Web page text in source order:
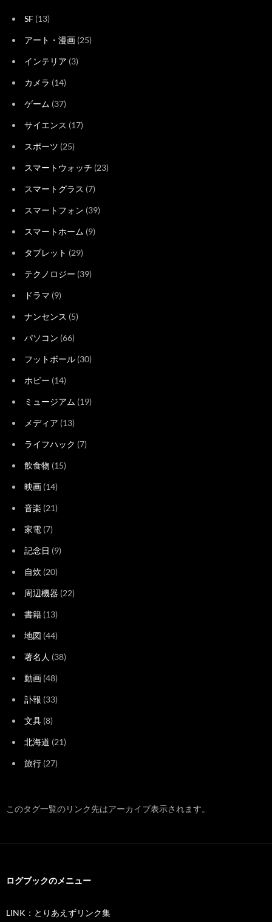
SF (13)
アート・漫画 (25)
インテリア (3)
カメラ (14)
ゲーム (37)
サイエンス (17)
スポーツ (25)
スマートウォッチ (23)
スマートグラス (7)
スマートフォン (39)
スマートホーム (9)
タブレット (29)
テクノロジー (39)
ドラマ (9)
ナンセンス (5)
パソコン (66)
フットボール (30)
ホビー (14)
ミュージアム (19)
メディア (13)
ライフハック (7)
飲食物 (15)
映画 (14)
音楽 (21)
家電 (7)
記念日 (9)
自炊 (20)
周辺機器 (22)
書籍 (13)
地図 (44)
著名人 (38)
動画 (48)
訃報 (33)
文具 (8)
北海道 (21)
旅行 (27)
このタグ一覧のリンク先はアーカイブ表示されます。
ログブックのメニュー
LINK：とりあえずリンク集